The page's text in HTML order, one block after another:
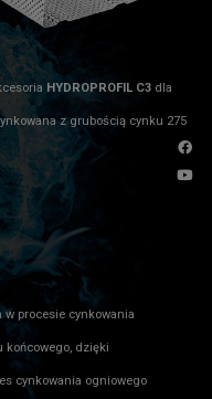
HYDROPROFIL C3 dla
z grubością cynku 275
w procesie cynkowania
końcowego, dzięki
cynkowania ogniowego